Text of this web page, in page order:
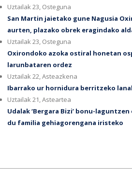
Uztailak 23, Osteguna
San Martin jaietako gune Nagusia
aurten, plazako obrek eragindako
Uztailak 23, Osteguna
Oxirondoko azoka ostiral honetan
larunbataren ordez
Uztailak 22, Asteazkena
Ibarrako ur hornidura berritzeko
Uztailak 21, Asteartea
Udalak ‘Bergara Bizi’ bonu-
du familia gehiagorengana iristeko